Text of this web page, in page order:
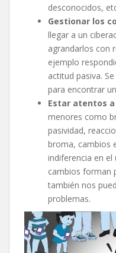
desconocidos,
Gestionar los
llegar a un
agrandarlos con
ejemplo
actitud pasiva.
para encontrar
Estar atentos
menores como
pasividad,
broma, cambios
indiferencia en
cambios forman
también nos
problemas.